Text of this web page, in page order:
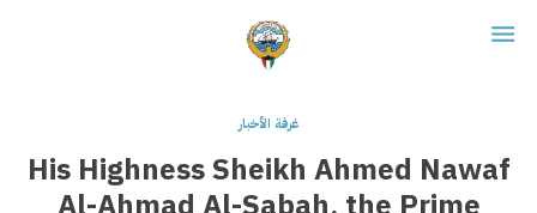
غرفة الأخبار
His Highness Sheikh Ahmed Nawaf